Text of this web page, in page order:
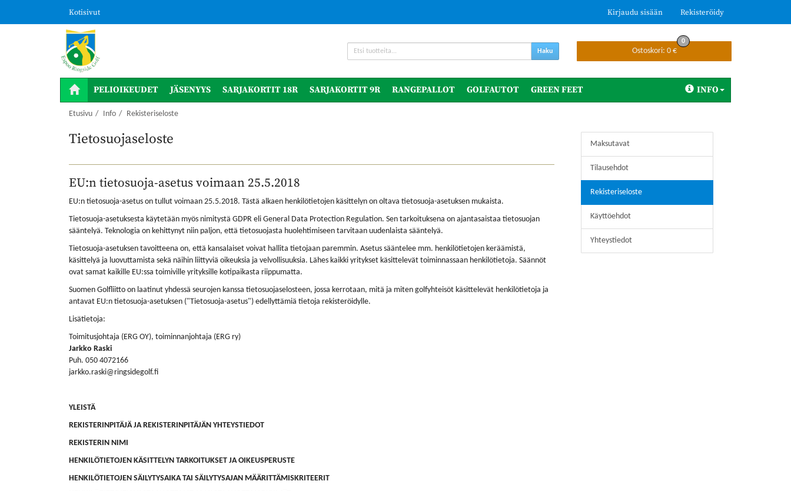
Kotisivut Kirjaudu sisään Rekisteröidy
Haku Ostoskori: 0 €
0
PELIOIKEUDET JÄSENYYS SARJAKORTIT 18R SARJAKORTIT 9R RANGEPALLOT GOLFAUTOT GREEN FEET INFO
Etusivu Info Rekisteriseloste
Maksutavat
Tilausehdot
Rekisteriseloste
Käyttöehdot
Yhteystiedot
Tietosuojaseloste
EU:n tietosuoja-asetus voimaan 25.5.2018
EU:n tietosuoja-asetus on tullut voimaan 25.5.2018. Tästä alkaen henkilötietojen käsittelyn on oltava tietosuoja-asetuksen mukaista.
Tietosuoja-asetuksesta käytetään myös nimitystä GDPR eli General Data Protection Regulation. Sen tarkoituksena on ajantasaistaa tietosuojan
sääntelyä. Teknologia on kehittynyt niin paljon, että tietosuojasta huolehtimiseen tarvitaan uudenlaista sääntelyä.
Tietosuoja-asetuksen tavoitteena on, että kansalaiset voivat hallita tietojaan paremmin. Asetus sääntelee mm. henkilötietojen keräämistä,
käsittelyä ja luovuttamista sekä näihin liittyviä oikeuksia ja velvollisuuksia. Lähes kaikki yritykset käsittelevät toiminnassaan henkilötietoja. Säännöt
ovat samat kaikille EU:ssa toimiville yrityksille kotipaikasta riippumatta.
Suomen Golfliitto on laatinut yhdessä seurojen kanssa tietosuojaselosteen, jossa kerrotaan, mitä ja miten golfyhteisöt käsittelevät henkilötietoja ja
antavat EU:n tietosuoja-asetuksen ("Tietosuoja-asetus") edellyttämiä tietoja rekisteröidylle.
Lisätietoja:
Toimitusjohtaja (ERG OY), toiminnanjohtaja (ERG ry)
Jarkko Raski
Puh. 050 4072166
jarkko.raski@ringsidegolf.fi
YLEISTÄ
REKISTERINPITÄJÄ JA REKISTERINPITÄJÄN YHTEYSTIEDOT
REKISTERIN NIMI
HENKILÖTIETOJEN KÄSITTELYN TARKOITUKSET JA OIKEUSPERUSTE
HENKILÖTIETOJEN SÄILYTYSAIKA TAI SÄILYTYSAJAN MÄÄRITTÄMISKRITEERIT